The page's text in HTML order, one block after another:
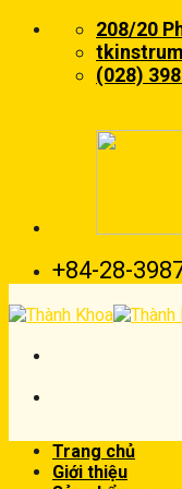
Skip
208/20
(028)
+84-28-
Trang chủ
Giới thiệu